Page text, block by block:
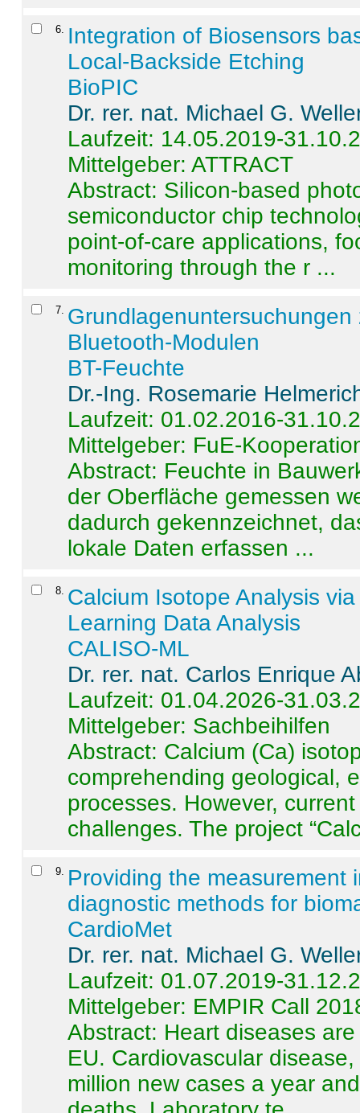
6
Integration of Biosensors
Local-Backside Etching
BioPIC
Dr. rer. nat. Michael G.
Laufzeit: 14.05.2019-
Mittelgeber: ATTRACT
Abstract: Silicon-based
semiconductor chip
point-of-care applications,
monitoring through the r ...
7
Bluetooth-Modulen
BT-Feuchte
Dr.-Ing. Rosemarie
Laufzeit: 01.02.2016-
Mittelgeber: FuE-
Abstract: Feuchte in
der Oberfläche gemessen
dadurch gekennzeichnet,
lokale Daten erfassen ...
8 Calcium Isotope Analysis
Learning Data Analysis
CALISO-ML
Dr. rer. nat. Carlos Enrique
Laufzeit: 01.04.2026-
Mittelgeber: Sachbeihilfen
Abstract: Calcium (Ca)
comprehending geological,
processes. However,
challenges. The project
9
Providing the measurement
diagnostic methods for
CardioMet
Dr. rer. nat. Michael G.
Laufzeit: 01.07.2019-
Mittelgeber: EMPIR Call
Abstract: Heart diseases
EU. Cardiovascular
million new cases a year